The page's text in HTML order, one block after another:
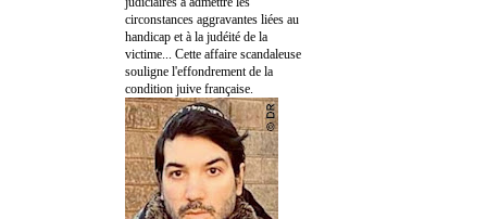
circonstances aggravantes liées au
handicap et à la judéité de la
victime... Cette affaire scandaleuse
souligne l'effondrement de la
condition juive française.